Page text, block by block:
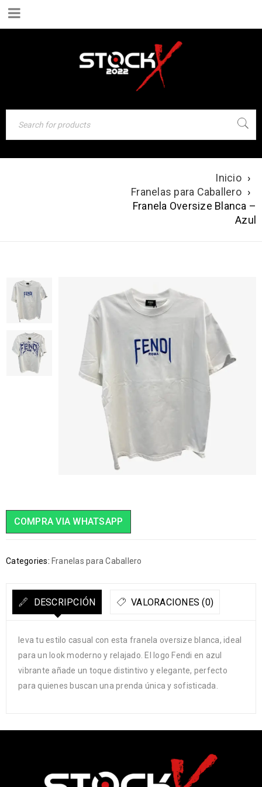
Inicio ›
Franelas para Caballero ›
Franela Oversize Blanca –
Azul
COMPRA VIA WHATSAPP
Categories: Franelas para Caballero
DESCRIPCIÓN VALORACIONES (0)
leva tu estilo casual con esta franela oversize blanca, ideal
para un look moderno y relajado. El logo Fendi en azul
vibrante añade un toque distintivo y elegante, perfecto
para quienes buscan una prenda única y sofisticada.